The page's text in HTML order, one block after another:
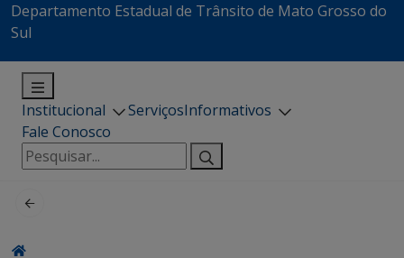
Departamento Estadual de Trânsito de Mato Grosso do
Sul
Institucional ServiçosInformativos
Fale Conosco
Pesquisar
por: